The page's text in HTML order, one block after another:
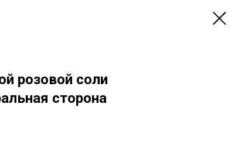
розовой соли
сторона